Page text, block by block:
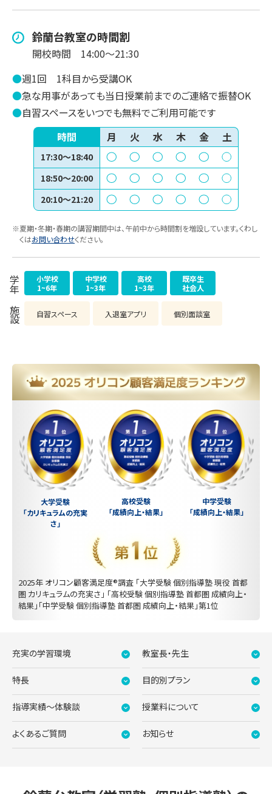
鈴蘭台教室の時間割
開校時間
14:00～21:30
●週1回
1科目から受講OK
●急な用事があっても当日授業前までのご連絡で振替OK
●自習スペースをいつでも無料でご利用可能です
時間
月 火 水 木 金 土
17:30〜18:40
18:50〜20:00
20:10〜21:20
※夏期・冬期・春期の講習期間中は、午前中から時間割を増設しています。くわし
くはお問い合わせください。
学年
小学校
1~6年
中学校
1~3年
高校
1~3年
既卒生
社会人
施設 自習スペース 入退室アプリ 個別面談室
大学受験
「カリキュラムの充実
さ」
高校受験
「成績向上・結果」
中学受験
「成績向上・結果」
2025年 オリコン顧客満足度®調査 「大学受験 個別指導塾 現役 首都
圏 カリキュラムの充実さ」 「高校受験 個別指導塾 首都圏 成績向上・
結果」「中学受験 個別指導塾 首都圏 成績向上・結果」第1位
充実の学習環境 教室長・先生
特長 目的別プラン
指導実績〜体験談 授業料について
よくあるご質問 お知らせ